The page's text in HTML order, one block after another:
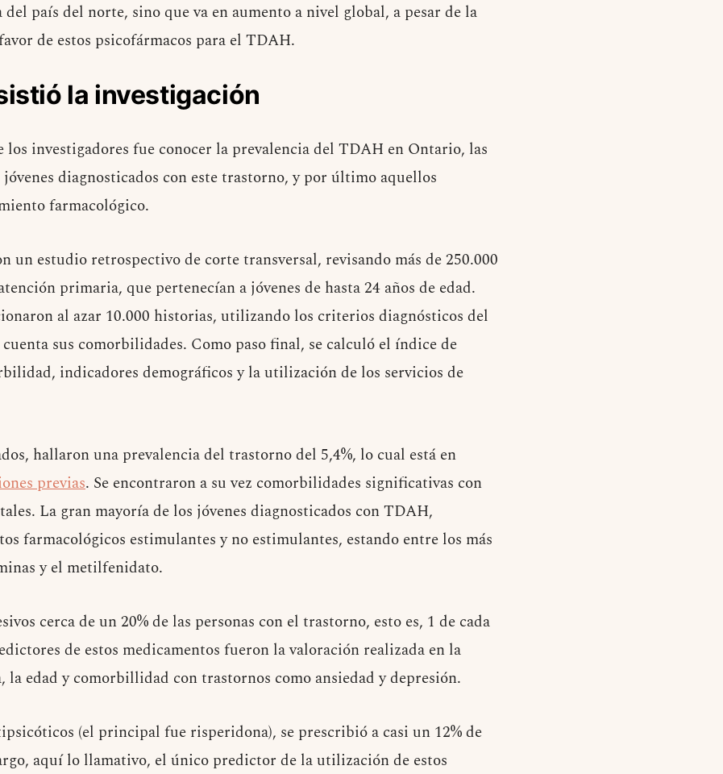
país del norte, sino que va en aumento a nivel global, a pesar de la
de estos psicofármacos para el TDAH.
la investigación
investigadores fue conocer la prevalencia del TDAH en Ontario, las
diagnosticados con este trastorno, y por último aquellos
farmacológico.
un estudio retrospectivo de corte transversal, revisando más de 250.000
primaria, que pertenecían a jóvenes de hasta 24 años de edad.
al azar 10.000 historias, utilizando los criterios diagnósticos del
sus comorbilidades. Como paso final, se calculó el índice de
indicadores demográficos y la utilización de los servicios de
hallaron una prevalencia del trastorno del 5,4%, lo cual está en
previas. Se encontraron a su vez comorbilidades significativas con
La gran mayoría de los jóvenes diagnosticados con TDAH,
farmacológicos estimulantes y no estimulantes, estando entre los más
y el metilfenidato.
cerca de un 20% de las personas con el trastorno, esto es, 1 de cada
de estos medicamentos fueron la valoración realizada en la
edad y comorbillidad con trastornos como ansiedad y depresión.
(el principal fue risperidona), se prescribió a casi un 12% de
aquí lo llamativo, el único predictor de la utilización de estos